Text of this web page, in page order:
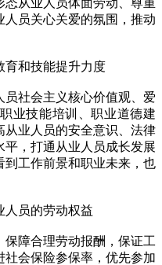
员关心关爱的氛围，推动
和技能提升力度
社会主义核心价值观、爱
业技能培训、职业道德建
业人员的安全意识、法律
，打通从业人员成长发展
到工作前景和职业未来，也
员的劳动权益
障合理劳动报酬，保证工
会保险参保率，优先参加